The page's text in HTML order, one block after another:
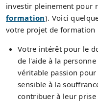
investir pleinement pour
formation). Voici
votre projet de formation
Votre intérêt pour le
de l'aide à la
véritable passion
sensible à la
contribuer à leur prise